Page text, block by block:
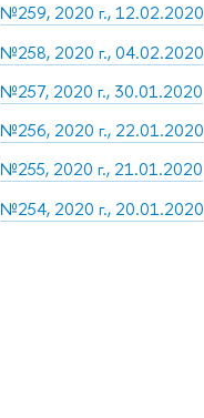
№259, 2020 г., 12.02.2020
№258, 2020 г., 04.02.2020
№257, 2020 г., 30.01.2020
№256, 2020 г., 22.01.2020
№255, 2020 г., 21.01.2020
№254, 2020 г., 20.01.2020